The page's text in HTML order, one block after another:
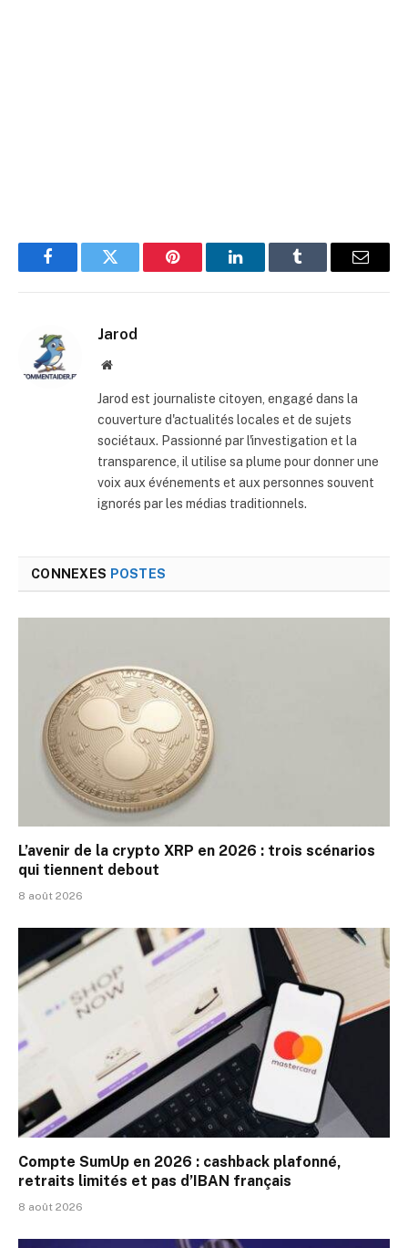
FacebookTwitter Pinterest LinkedInTumblr
E-
Jarod
Site
Jarod est journaliste citoyen, engagé dans la
couverture d'actualités locales et de sujets
sociétaux. Passionné par l'investigation et la
transparence, il utilise sa plume pour donner une
voix aux événements et aux personnes souvent
ignorés par les médias traditionnels.
CONNEXES POSTES
L’avenir de la crypto XRP en 2026 : trois scénarios
qui tiennent debout
8 août 2026
Compte SumUp en 2026 : cashback plafonné,
retraits limités et pas d’IBAN français
8 août 2026